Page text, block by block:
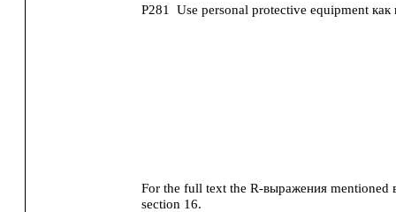
P281 Use personal protective equipment как
For the full text the R-выражения mentioned
section 16.